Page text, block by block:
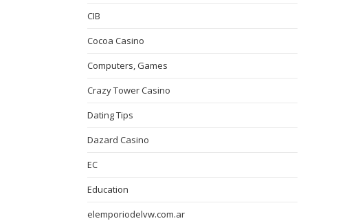
CIB
Cocoa Casino
Computers, Games
Crazy Tower Сasino
Dating Tips
Dazard Casino
EC
Education
elemporiodelvw.com.ar